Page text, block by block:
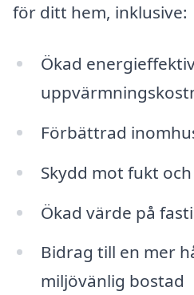
för ditt hem, inklusive:
Ökad
Förbättrad
Skydd mot fukt
Ökad värde på
Bidrag till en mer
miljövänlig bostad